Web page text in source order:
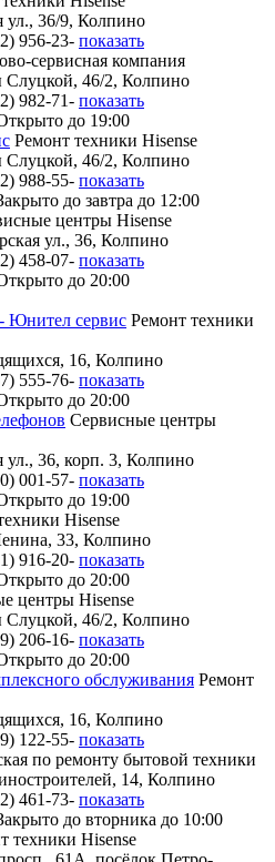
ул., 36/9, Колпино
956-23- показать
сервисная компания
Слуцкой, 46/2, Колпино
982-71- показать
до 19:00
Ремонт техники Hisense
Слуцкой, 46/2, Колпино
988-55- показать
до завтра до 12:00
центры Hisense
ул., 36, Колпино
458-07- показать
до 20:00
Юнител сервис Ремонт техники
16, Колпино
555-76- показать
до 20:00
Сервисные центры
ул., 36, корп. 3, Колпино
001-57- показать
до 19:00
Hisense
33, Колпино
916-20- показать
до 20:00
центры Hisense
Слуцкой, 46/2, Колпино
206-16- показать
до 20:00
обслуживания Ремонт
16, Колпино
122-55- показать
по ремонту бытовой техники
14, Колпино
461-73- показать
до вторника до 10:00
техники Hisense